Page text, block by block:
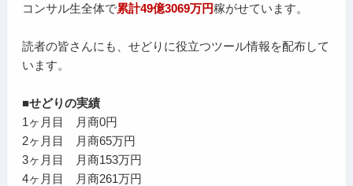
コンサル生全体で累計49億3069万円稼がせています。
読者の皆さんにも、せどりに役立つツール情報を配布して
います。
■せどりの実績
1ヶ月目 月商0円
2ヶ月目 月商65万円
3ヶ月目 月商153万円
4ヶ月目 月商261万円